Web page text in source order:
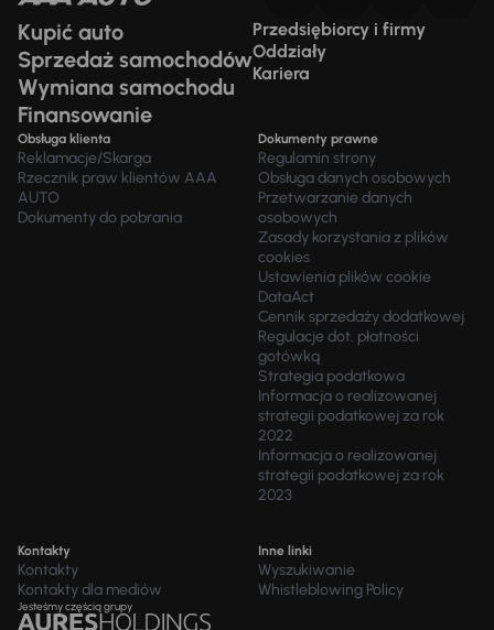
Kupić auto
Sprzedaż samochodów
Wymiana samochodu
Finansowanie
Przedsiębiorcy i firmy
Oddziały
Kariera
Obsługa klienta
Reklamacje/Skarga
Rzecznik praw klientów AAA
AUTO
Dokumenty do pobrania
Dokumenty prawne
Regulamin strony
Obsługa danych osobowych
Przetwarzanie danych
osobowych
Zasady korzystania z plików
cookies
Ustawienia plików cookie
DataAct
Cennik sprzedaży dodatkowej
Regulacje dot. płatności
gotówką
Strategia podatkowa
Informacja o realizowanej
strategii podatkowej za rok
2022
Informacja o realizowanej
strategii podatkowej za rok
2023
Kontakty
Kontakty
Kontakty dla mediów
Inne linki
Wyszukiwanie
Whistleblowing Policy
Jesteśmy częścią grupy